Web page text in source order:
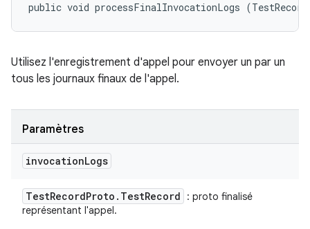
public void processFinalInvocationLogs
Utilisez l'enregistrement d'appel pour envoyer un par un
tous les journaux finaux de l'appel.
Paramètres
invocationLogs
TestRecordProto . TestRecord
: proto finalisé
représentant l'appel.